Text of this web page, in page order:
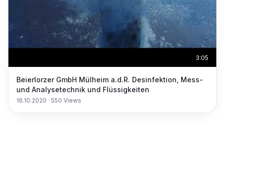
3:05
Beierlorzer GmbH Mülheim a.d.R. Desinfektion, Mess-
und Analysetechnik und Flüssigkeiten
16.10.2020 · 550 Views